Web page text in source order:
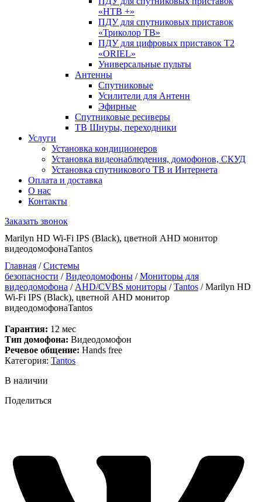
«НТВ +»
ПДУ для спутниковых приставок
«Триколор ТВ»
ПДУ для цифровых приставок Т2
«ORIEL»
Универсальные пульты
Антенны
Спутниковые
Усилители для Антенн
Эфирные
Спутниковые ресиверы
ТВ Шнуры, переходники
Услуги
Установка кондиционеров
Установка видеонаблюдения, домофонов, СКУД
Установка спутникового ТВ и Интернета
Оплата и доставка
О нас
Контакты
Заказать звонок
Marilyn HD Wi-Fi IPS (Black), цветной AHD монитор
видеодомофонаTantos
Главная /Системы
безопасности /Видеодомофоны /Мониторы для
видеодомофона / AHD/CVBS мониторы /Tantos / Marilyn HD
Wi-Fi IPS (Black), цветной AHD монитор
видеодомофонаTantos
Гарантия: 12 мес
Тип домофона: Видеодомофон
Речевое общение: Hands free
Категория: Tantos
В наличии
Поделиться